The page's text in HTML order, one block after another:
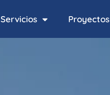
Servicios Proyectos